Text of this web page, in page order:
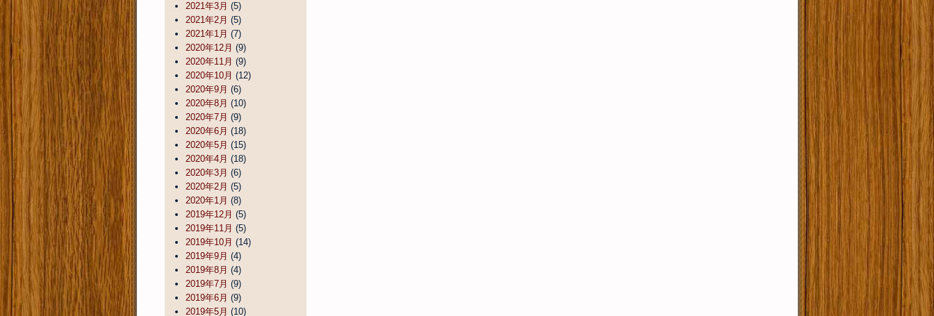
2021年3月 (5)
2021年2月 (5)
2021年1月 (7)
2020年12月 (9)
2020年11月 (9)
2020年10月 (12)
2020年9月 (6)
2020年8月 (10)
2020年7月 (9)
2020年6月 (18)
2020年5月 (15)
2020年4月 (18)
2020年3月 (6)
2020年2月 (5)
2020年1月 (8)
2019年12月 (5)
2019年11月 (5)
2019年10月 (14)
2019年9月 (4)
2019年8月 (4)
2019年7月 (9)
2019年6月 (9)
2019年5月 (10)